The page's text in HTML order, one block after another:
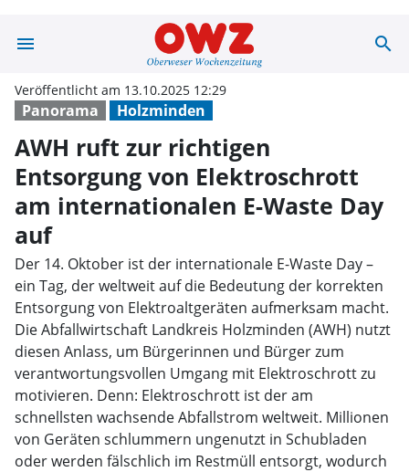
menu AWH ruft zur search
Panorama Holzminden
Veröffentlicht am 13.10.2025 12:29
AWH ruft zur richtigen
Entsorgung von Elektroschrott
am internationalen E-Waste Day
auf
Der 14. Oktober ist der internationale E-Waste Day –
ein Tag, der weltweit auf die Bedeutung der korrekten
Entsorgung von Elektroaltgeräten aufmerksam macht.
Die Abfallwirtschaft Landkreis Holzminden (AWH) nutzt
diesen Anlass, um Bürgerinnen und Bürger zum
verantwortungsvollen Umgang mit Elektroschrott zu
motivieren. Denn: Elektroschrott ist der am
schnellsten wachsende Abfallstrom weltweit. Millionen
von Geräten schlummern ungenutzt in Schubladen
oder werden fälschlich im Restmüll entsorgt, wodurch